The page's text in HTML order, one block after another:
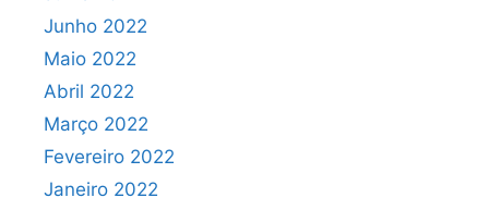
Junho 2022
Maio 2022
Abril 2022
Março 2022
Fevereiro 2022
Janeiro 2022